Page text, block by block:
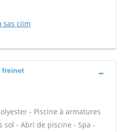
sas ciim
freinet
- Piscine à armatures
sol - Abri de piscine - Spa -